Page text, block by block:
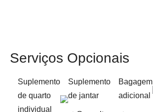
Serviços Opcionais
Suplemento
de quarto
individual
Suplemento
de jantar
Bagagem
adicional